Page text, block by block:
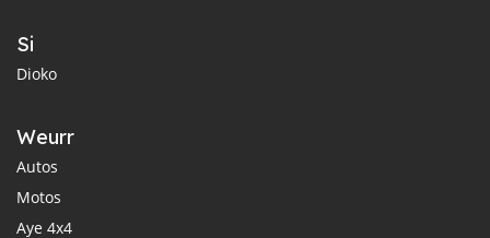
Si
Dioko
Weurr
Autos
Motos
Aye 4x4